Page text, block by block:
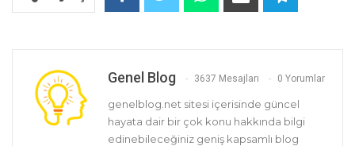
Genel Blog 3637 Mesajları 0 Yorumlar
genelblog.net sitesi içerisinde güncel
hayata dair bir çok konu hakkında bilgi
edinebileceğiniz geniş kapsamlı blog